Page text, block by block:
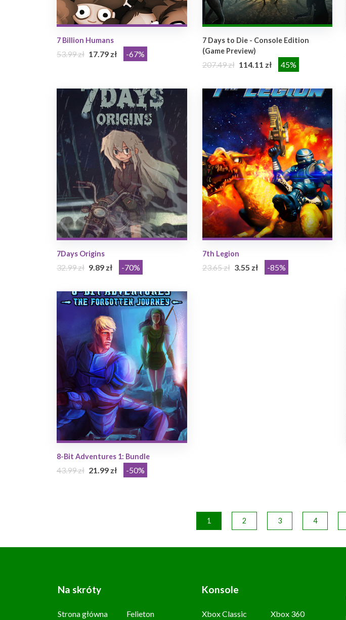
7 Billion Humans
53.99 zł 17.79 zł -67%
7 Days to Die - Console Edition
(Game Preview)
207.49 zł 114.11 zł 45%
7Days Origins
32.99 zł 9.89 zł -70%
7th Legion
23.65 zł 3.55 zł -85%
8-Bit Adventures 1: Bundle
43.99 zł 21.99 zł -50%
1 2 3 4
Na skróty
Strona główna Felieton
Konsole
Xbox Classic Xbox 360